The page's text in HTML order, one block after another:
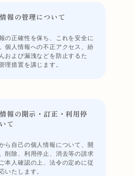
報の管理について
の正確性を保ち、これを安全に
個人情報への不正アクセス、紛
および漏洩などを防止するた
理措置を講じます。
報の開示・訂正・利用停
て
ら自己の個人情報について、開
削除、利用停止、消去等の請求
本人確認の上、法令の定めに従
いたします。